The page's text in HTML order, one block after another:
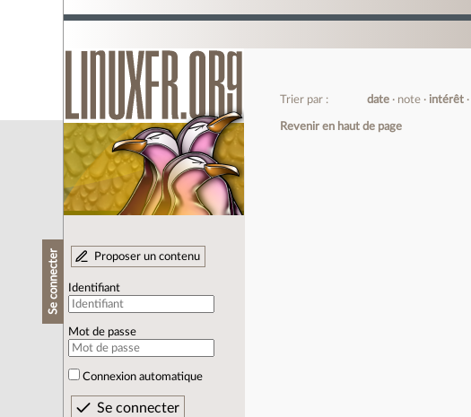
Se connecter Proposer un contenu
Identifiant
Mot de passe
Connexion automatique
Trier par : date note intérêt
Revenir en haut de page